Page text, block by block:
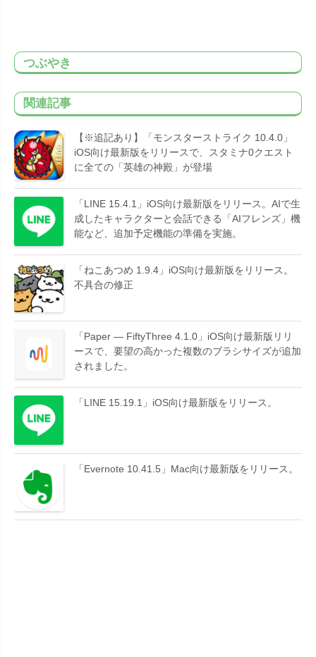
つぶやき
関連記事
【※追記あり】「モンスターストライク 10.4.0」
iOS向け最新版をリリースで、スタミナ0クエスト
に全ての「英雄の神殿」が登場
「LINE 15.4.1」iOS向け最新版をリリース。AIで生
成したキャラクターと会話できる「AIフレンズ」機
能など、追加予定機能の準備を実施。
「ねこあつめ 1.9.4」iOS向け最新版をリリース。
不具合の修正
「Paper — FiftyThree 4.1.0」iOS向け最新版リリ
ースで、要望の高かった複数のブラシサイズが追加
されました。
「LINE 15.19.1」iOS向け最新版をリリース。
「Evernote 10.41.5」Mac向け最新版をリリース。